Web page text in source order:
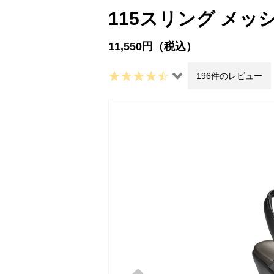
115スリング メッ
11,550円（税込）
196件のレビュー